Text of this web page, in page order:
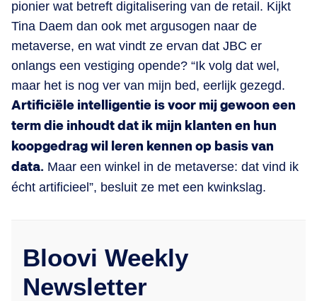
pionier wat betreft digitalisering van de retail. Kijkt
Tina Daem dan ook met argusogen naar de
metaverse, en wat vindt ze ervan dat JBC er
onlangs een vestiging opende? “Ik volg dat wel,
maar het is nog ver van mijn bed, eerlijk gezegd.
Artificiële intelligentie is voor mij gewoon een
term die inhoudt dat ik mijn klanten en hun
koopgedrag wil leren kennen op basis van
data. Maar een winkel in de metaverse: dat vind ik
écht artificieel”, besluit ze met een kwinkslag.
Bloovi Weekly
Newsletter